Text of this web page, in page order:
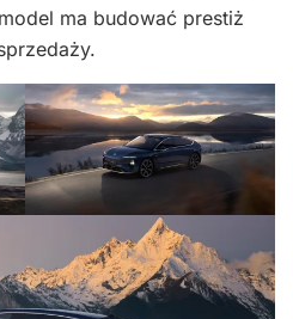
ma budować prestiż